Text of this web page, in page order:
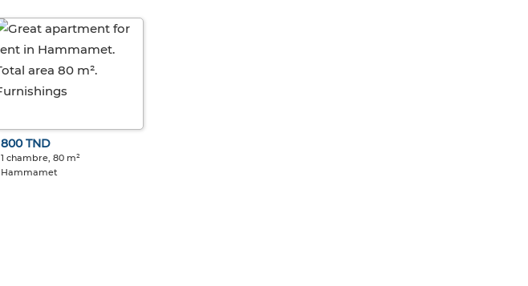
800 TND
1 chambre, 80 m²
Hammamet